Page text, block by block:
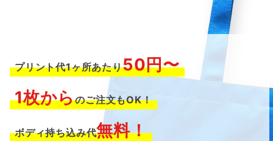
プリント代1ヶ所あたり50円〜
1枚からのご注文もOK！
ボディ持ち込み代無料！